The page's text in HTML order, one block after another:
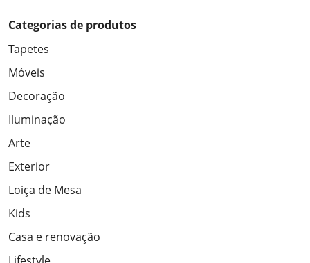
Categorias de produtos
Tapetes
Móveis
Decoração
Iluminação
Arte
Exterior
Loiça de Mesa
Kids
Casa e renovação